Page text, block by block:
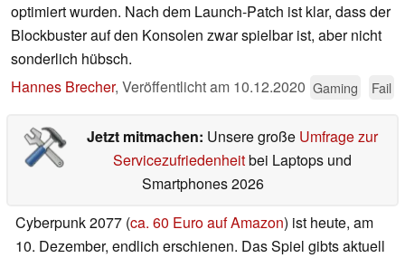
optimiert wurden. Nach dem Launch-Patch ist klar, dass der
Blockbuster auf den Konsolen zwar spielbar ist, aber nicht
sonderlich hübsch.
Hannes Brecher, Veröffentlicht am 10.12.2020 Gaming Fail
Jetzt mitmachen: Unsere große Umfrage zur
Servicezufriedenheitbei Laptops und
Smartphones 2026
Cyberpunk 2077 (ca. 60 Euro auf Amazon) ist heute, am
10. Dezember, endlich erschienen. Das Spiel gibts aktuell